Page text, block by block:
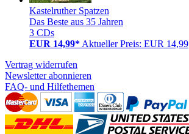
Kastelruther Spatzen
Das Beste aus 35 Jahren
3 CDs
EUR 14,99* Aktueller Preis: EUR 14,99
Vertrag widerrufen
Newsletter abonnieren
FAQ- und Hilfethemen